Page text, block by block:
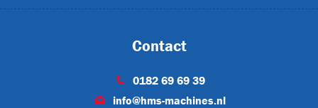
Contact
0182 69 69 39
info@hms-machines.nl